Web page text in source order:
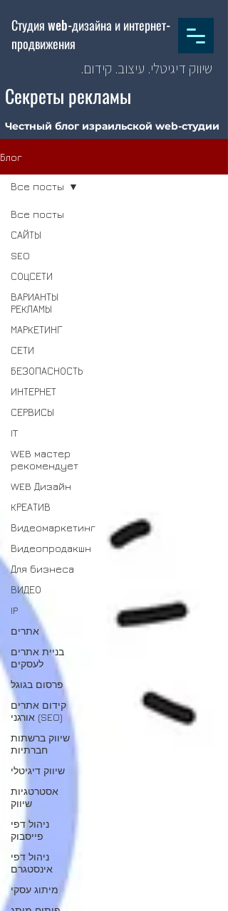
Студия web-дизайна и интернет-
продвижения
שיווק דיגיטלי. עיצוב. קידום.
Секреты рекламы
Честный блог израильской web-студии
Блог
Все посты
САЙТЫ
SEO
СОЦСЕТИ
ВАРИАНТЫ
РЕКЛАМЫ
МАРКЕТИНГ
СЕТИ
БЕЗОПАСНОСТЬ
ИНТЕРНЕТ
СЕРВИСЫ
IT
WEB мастер
рекомендует
WEB Дизайн
КРЕАТИВ
Видеомаркетинг
Видеопродакшн
Для бизнеса
ВИДЕО
IP
אתרים
בניית אתרים
לעסקים
פרסום בגוגל
קידום אתרים
אורגני (SEO)
שיווק ברשתות
חברתיות
שיווק דיגיטלי
אסטרטגיות
שיווק
ניהול דפי
פייסבוק
ניהול דפי
אינסטגרם
מיתוג עסקי
Все посты